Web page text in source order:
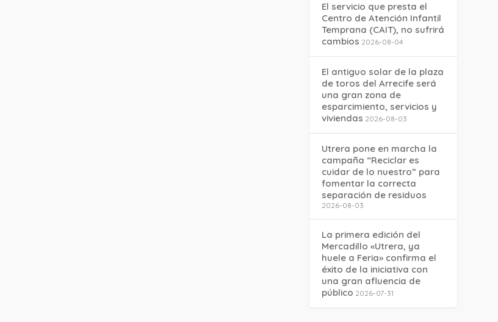
El servicio que presta el
Centro de Atención Infantil
Temprana (CAIT), no sufrirá
cambios 2026-08-04
El antiguo solar de la plaza
de toros del Arrecife será
una gran zona de
esparcimiento, servicios y
viviendas 2026-08-03
Utrera pone en marcha la
campaña “Reciclar es
cuidar de lo nuestro” para
fomentar la correcta
separación de residuos
2026-08-03
La primera edición del
Mercadillo «Utrera, ya
huele a Feria» confirma el
éxito de la iniciativa con
una gran afluencia de
público 2026-07-31